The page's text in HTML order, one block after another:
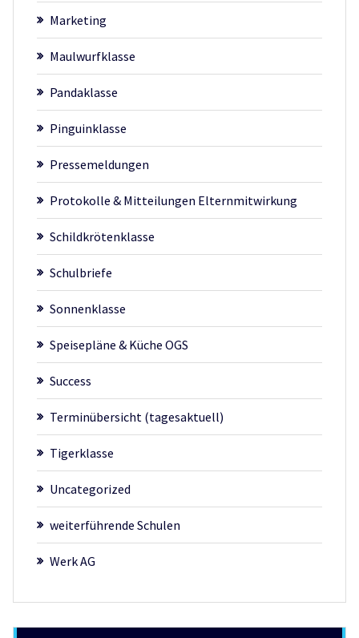
Marketing
Maulwurfklasse
Pandaklasse
Pinguinklasse
Pressemeldungen
Protokolle & Mitteilungen Elternmitwirkung
Schildkrötenklasse
Schulbriefe
Sonnenklasse
Speisepläne & Küche OGS
Success
Terminübersicht (tagesaktuell)
Tigerklasse
Uncategorized
weiterführende Schulen
Werk AG